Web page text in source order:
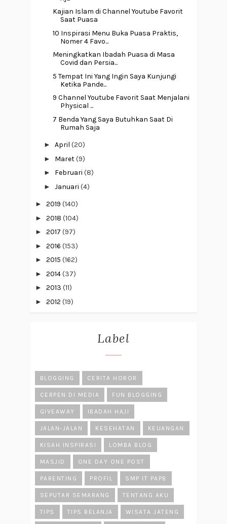
Kajian Islam di Channel Youtube Favorit
Saat Puasa
10 Inspirasi Menu Buka Puasa Praktis,
Nomer 4 Favo...
Meningkatkan Ibadah Puasa di Masa
Covid dan Persia...
5 Tempat Ini Yang Ingin Saya Kunjungi
Ketika Pande...
9 Channel Youtube Favorit Saat Menjalani
Physical ...
7 Benda Yang Saya Butuhkan Saat Di
Rumah Saja
► April (20)
► Maret(9)
► Februari (8)
► Januari (4)
► 2019 (140)
► 2018 (104)
► 2017 (97)
► 2016 (153)
► 2015 (162)
► 2014(37)
► 2013 (11)
► 2012 (19)
Label
BLOGGING CERITA HOROR
CERPEN DI MEDIA FUN BLOGGING
GIVEAWAY IBADAH HAJI
JALAN-JALAN KESEHATAN KEUANGAN
KISAH INSPIRASI LOMBA BLOG
MASJID ONE DAY ONE POST
PARENTING PROFIL SMP IT PAPB
SEPUTAR SEMARANG TENTANG AKU
TIPS TIPS BELANJA WISATA JATENG